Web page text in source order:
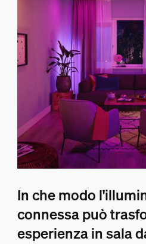
In che modo
connessa può
esperienza in sala